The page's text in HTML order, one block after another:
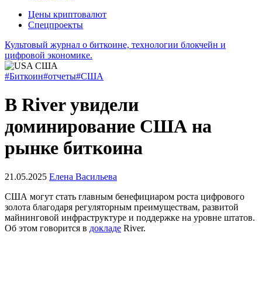
Цены криптовалют
Спецпроекты
Культовый журнал о биткоине, технологии блокчейн и
цифровой экономике.
#Биткоин#отчеты#США
В River увидели
доминирование США на
рынке биткоина
21.05.2025 Елена Васильева
США могут стать главным бенефициаром роста цифрового
золота благодаря регуляторным преимуществам, развитой
майнинговой инфраструктуре и поддержке на уровне штатов.
Об этом говорится в докладе River.